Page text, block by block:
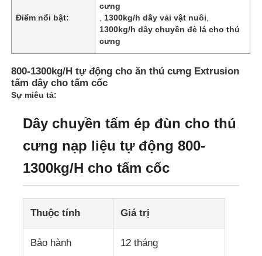
Điểm nổi bật:
cưng
1300kg/h dây vải vật nuôi
1300kg/h dây chuyền đè lá cho thú
cưng
800-1300kg/H tự động cho ăn thú cưng Extrusion
tấm dây cho tấm cốc
Sự miêu tả:
Dây chuyền tấm ép đùn cho thú
cưng nạp liệu tự động 800-
1300kg/H cho tấm cốc
Thuộc tính Giá trị
Bảo hành 12 tháng